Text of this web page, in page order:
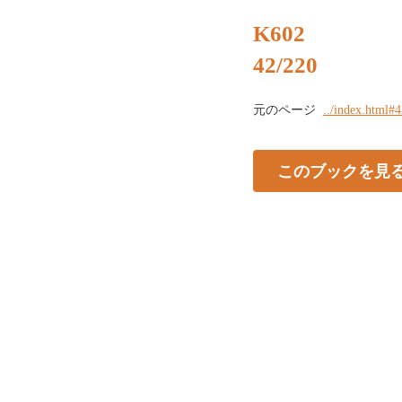
K602
42/220
元のページ ../
このブックを見